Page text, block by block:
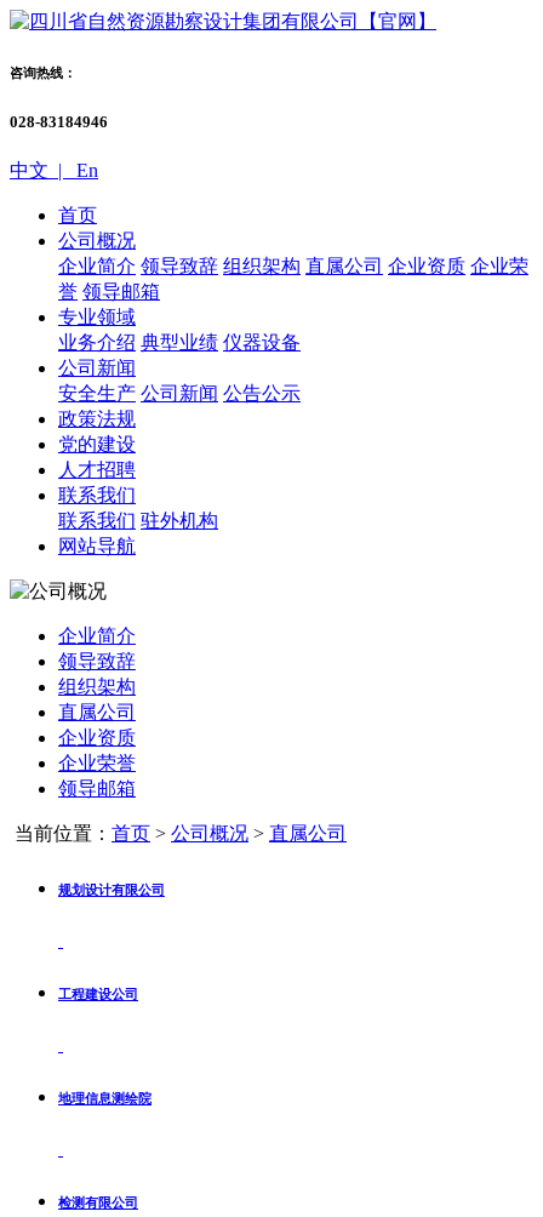
咨询热线：
028-83184946
中文 | En
首页
公司概况
企业简介 领导致辞 组织架构 直属公司 企业资质 企业荣
誉 领导邮箱
专业领域
业务介绍 典型业绩 仪器设备
公司新闻
安全生产 公司新闻 公告公示
政策法规
党的建设
人才招聘
联系我们
联系我们 驻外机构
网站导航
企业简介
领导致辞
组织架构
直属公司
企业资质
企业荣誉
领导邮箱
当前位置： 首页 > 公司概况 > 直属公司
规划设计有限公司
工程建设公司
地理信息测绘院
检测有限公司